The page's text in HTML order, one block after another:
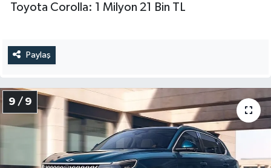
Toyota Corolla: 1 Milyon 21 Bin TL
Paylaş
9 / 9